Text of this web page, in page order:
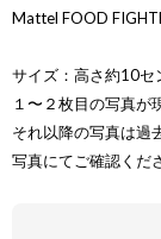
Mattel FOOD
サイズ：高さ約10セ
１〜２枚目の写真が
それ以降の写真は過
写真にてご確認くだ